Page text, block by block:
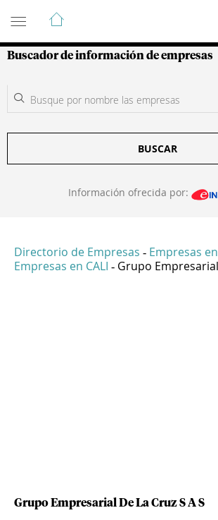
Guía de Empresas
Buscador de información de empresas
BUSCAR
Información ofrecida por:
Directorio de Empresas - Empresas en
Empresas en CALI - Grupo
Grupo Empresarial De La Cruz S A S